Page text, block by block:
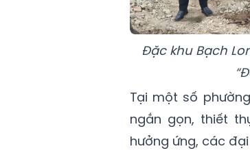
Đặc khu Bạch
Tại một số
ngắn gọn, thiết
hưởng ứng, các